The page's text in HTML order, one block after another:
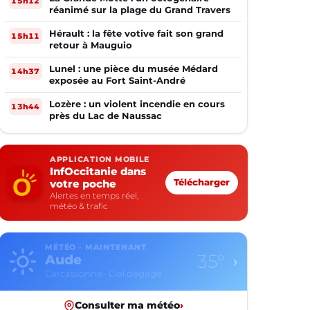
réanimé sur la plage du Grand Travers
15h11
Hérault : la fête votive fait son grand
retour à Mauguio
14h37
Lunel : une pièce du musée Médard
exposée au Fort Saint-André
13h44
Lozère : un violent incendie en cours
près du Lac de Naussac
APPLICATION MOBILE
InfOccitanie dans
votre poche
Alertes en temps réel,
météo & trafic
Télécharger
MÉTÉO · MAINTENANT
Aude
Carcassonne · Ciel dégagé
35° ›
Consulter ma météo›